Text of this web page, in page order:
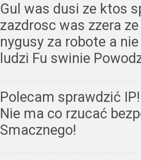
Gul was dusi ze ktos
zazdrosc was zzera
nygusy za robote a
ludzi Fu swinie
Polecam sprawdzić IP!
Nie ma co rzucać
Smacznego!